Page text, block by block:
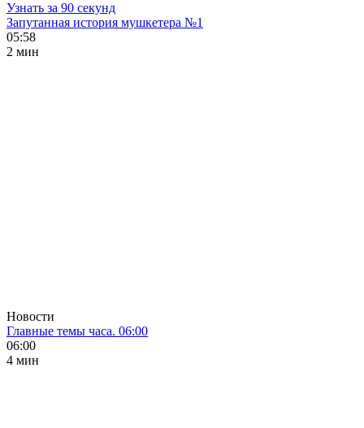
Узнать за 90 секунд
Запутанная история мушкетера №1
05:58
2 мин
Новости
Главные темы часа. 06:00
06:00
4 мин